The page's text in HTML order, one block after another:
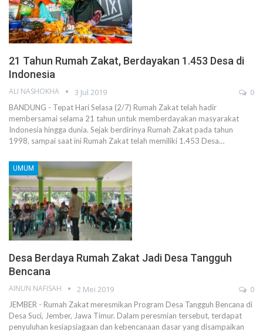
21 Tahun Rumah Zakat, Berdayakan 1.453 Desa di
Indonesia
ALI NASHOKHA 3 Jul 2019 0
BANDUNG - Tepat Hari Selasa (2/7) Rumah Zakat telah hadir
membersamai selama 21 tahun untuk memberdayakan masyarakat
Indonesia hingga dunia. Sejak berdirinya Rumah Zakat pada tahun
1998, sampai saat ini Rumah Zakat telah memiliki 1.453 Desa…
UMUM
Desa Berdaya Rumah Zakat Jadi Desa Tangguh
Bencana
AINUN NAFISAH 2 Mei 2019 0
JEMBER - Rumah Zakat meresmikan Program Desa Tangguh Bencana di
Desa Suci, Jember, Jawa Timur. Dalam peresmian tersebut, terdapat
penyuluhan kesiapsiagaan dan kebencanaan dasar yang disampaikan